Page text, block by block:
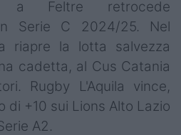
a Feltre retrocede
Serie C 2024/25. Nel
riapre la lotta salvezza
cadetta, al Cus Catania
Rugby L'Aquila vince,
di +10 sui Lions Alto Lazio
A2.